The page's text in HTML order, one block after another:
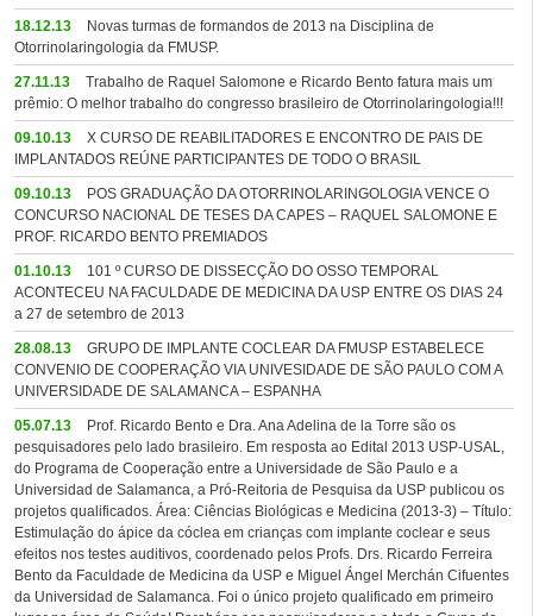
18.12.13
Novas turmas de formandos de 2013 na Disciplina de
Otorrinolaringologia da FMUSP.
27.11.13
Trabalho de Raquel Salomone e Ricardo Bento fatura mais um
prêmio: O melhor trabalho do congresso brasileiro de Otorrinolaringologia!!!
09.10.13
X CURSO DE REABILITADORES E ENCONTRO DE PAIS DE
IMPLANTADOS REÚNE PARTICIPANTES DE TODO O BRASIL
09.10.13
POS GRADUAÇÃO DA OTORRINOLARINGOLOGIA VENCE O
CONCURSO NACIONAL DE TESES DA CAPES – RAQUEL SALOMONE E
PROF. RICARDO BENTO PREMIADOS
01.10.13
101 º CURSO DE DISSECÇÃO DO OSSO TEMPORAL
ACONTECEU NA FACULDADE DE MEDICINA DA USP ENTRE OS DIAS 24
a 27 de setembro de 2013
28.08.13
GRUPO DE IMPLANTE COCLEAR DA FMUSP ESTABELECE
CONVENIO DE COOPERAÇÃO VIA UNIVESIDADE DE SÃO PAULO COM A
UNIVERSIDADE DE SALAMANCA – ESPANHA
05.07.13
Prof. Ricardo Bento e Dra. Ana Adelina de la Torre são os
pesquisadores pelo lado brasileiro. Em resposta ao Edital 2013 USP-USAL,
do Programa de Cooperação entre a Universidade de São Paulo e a
Universidad de Salamanca, a Pró-Reitoria de Pesquisa da USP publicou os
projetos qualificados. Área: Ciências Biológicas e Medicina (2013-3) – Título:
Estimulação do ápice da cóclea em crianças com implante coclear e seus
efeitos nos testes auditivos, coordenado pelos Profs. Drs. Ricardo Ferreira
Bento da Faculdade de Medicina da USP e Miguel Ángel Merchán Cifuentes
da Universidad de Salamanca. Foi o único projeto qualificado em primeiro